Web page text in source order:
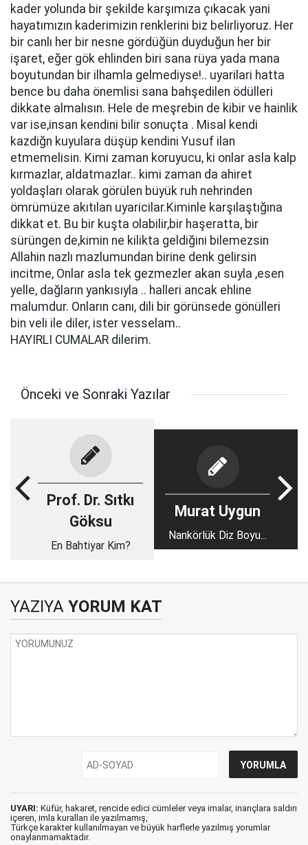
kader yolunda bir şekilde karşımıza çıkacak yani
hayatımızın kaderimizin renklerini biz belirliyoruz. Her
bir canlı her bir nesne gördüğün duyduğun her bir
işaret, eğer gök ehlinden biri sana rüya yada mana
boyutundan bir ilhamla gelmediyse!.. uyarilari hatta
bence bu daha önemlisi sana bahşedilen ödülleri
dikkate almalısın. Hele de meşrebin de kibir ve hainlik
var ise,insan kendini bilir sonuçta . Misal kendi
kazdiğn kuyulara düşüp kendini Yusuf ilan
etmemelisin. Kimi zaman koruyucu, ki onlar asla kalp
kırmazlar, aldatmazlar.. kimi zaman da ahiret
yoldaşları olarak görülen büyük ruh nehrinden
ömrümüze akıtılan uyaricilar.Kiminle karşılaştığına
dikkat et. Bu bir kuşta olabilir,bir haşeratta, bir
sürüngen de,kimin ne kilikta geldiğini bilemezsin
Allahin nazlı mazlumundan birine denk gelirsin
incitme, Onlar asla tek gezmezler akan suyla ,esen
yelle, dağların yankısıyla .. halleri ancak ehline
malumdur. Onların canı, dili bir görünsede gönülleri
bin veli ile diler, ister vesselam..
HAYIRLI CUMALAR dilerim.
Önceki ve Sonraki Yazılar
Prof. Dr. Sıtkı
Göksu
En Bahtiyar Kim?
Murat Uygun
Nankörlük Diz Boyu...
YAZIYA YORUM KAT
UYARI: Küfür, hakaret, rencide edici cümleler veya imalar, inançlara saldırı
içeren, imla kuralları ile yazılmamış,
Türkçe karakter kullanılmayan ve büyük harflerle yazılmış yorumlar
onaylanmamaktadır.